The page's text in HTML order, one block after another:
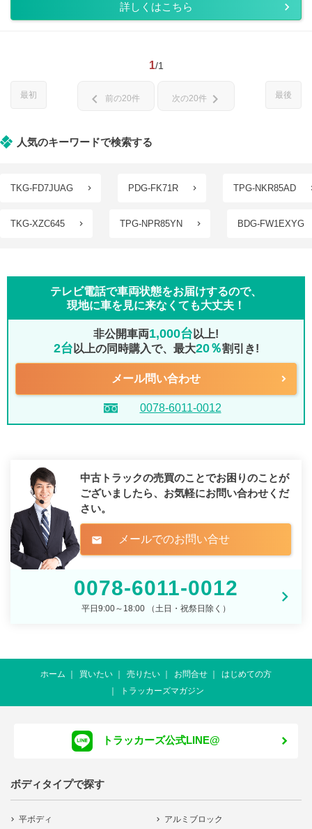
詳しくはこちら
1/1
最初 最後
chevron_left 前の20件 次の20件 chevron_right
人気のキーワードで検索する
TKG-FD7JUAG PDG-FK71R TPG-NKR85AD
TKG-XZC645 TPG-NPR85YN BDG-FW1EXYG
テレビ電話で車両状態をお届けするので、
現地に車を見に来なくても大丈夫！
非公開車両1,000台 以上!
2台 以上の同時購入で、最大20％割引き!
メール問い合わせ
0078-6011-0012
中古トラックの売買のことでお困りのことが
ございましたら、 お気軽にお問い合わせくだ
さい。
mail メールでのお問い合せ
0078-6011-0012
平日9:00～18:00 （土日・祝祭日除く）
ホーム 買いたい 売りたい お問合せ
はじめての方
トラッカーズマガジン
トラッカーズ公式LINE@
ボディタイプで探す
平ボディ アルミブロック